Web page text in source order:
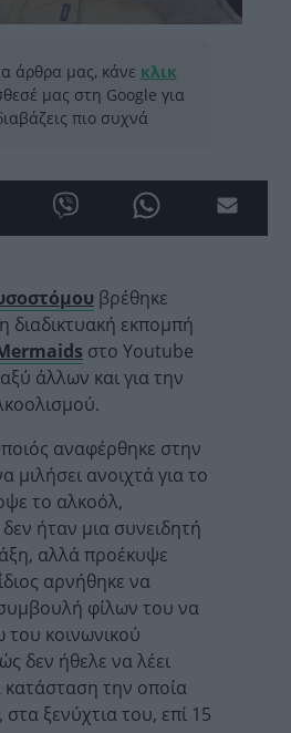
άρθρα μας, κάνε κλικ
μας στη Google για
πιο συχνά
βρέθηκε
διαδικτυακή εκπομπή
στο Youtube
άλλων και για την
αναφέρθηκε στην
μιλήσει ανοιχτά για το
το αλκοόλ,
ήταν μια συνειδητή
αλλά προέκυψε
αρνήθηκε να
φίλων του να
του κοινωνικού
δεν ήθελε να λέει
κατάσταση την οποία
ξενύχτια του, επί 15